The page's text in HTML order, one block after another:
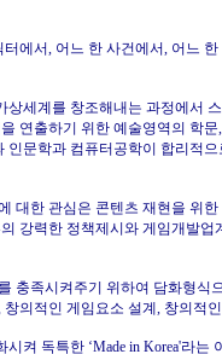
에서, 어느 한 사건에서, 어느
세계를 창조해내는 과정에서
연출하기 위한 예술영역의 학문
문학과 컴퓨터공학이 합리적
대한 관심은 콘텐츠 재현을 위
강력한 정책제시와 게임개발업
충족시켜주기 위하여 담화형식
의적인 게임요소 설계, 창의적
켜 독특한 ‘Made in Korea'라는